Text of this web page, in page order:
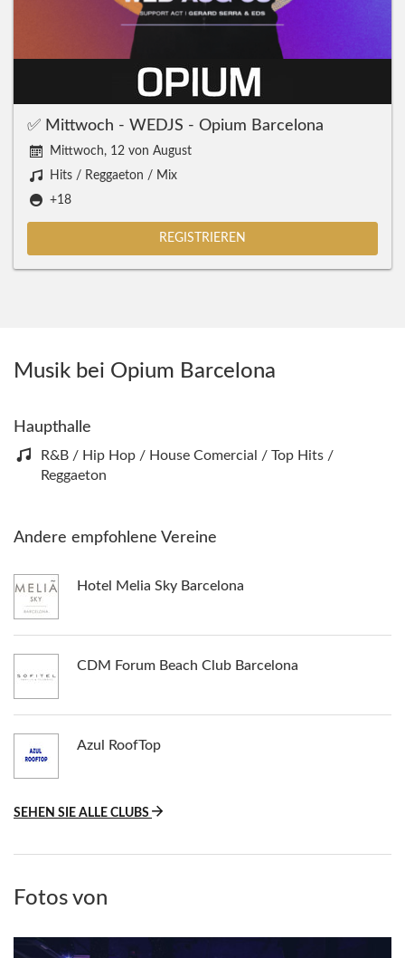
✅ Mittwoch - WEDJS - Opium Barcelona
Mittwoch, 12 von August
Hits / Reggaeton / Mix
+18
REGISTRIEREN
Musik bei Opium Barcelona
Haupthalle
R&B / Hip Hop / House Comercial / Top Hits /
Reggaeton
Andere empfohlene Vereine
Hotel Melia Sky Barcelona
CDM Forum Beach Club Barcelona
Azul RoofTop
SEHEN SIE ALLE CLUBS
Fotos von